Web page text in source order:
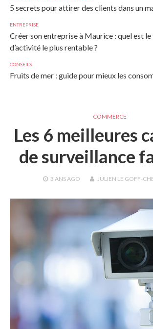
5 secrets pour attirer des clients dans un
ENTREPRISE
Créer son entreprise à Maurice : quel est
d’activité le plus rentable ?
CONSEILS
Fruits de mer : guide pour mieux les
COMMERCE
Les 6 meilleures
de surveillance
3 ANSAGO JULIEN LE GOFF-